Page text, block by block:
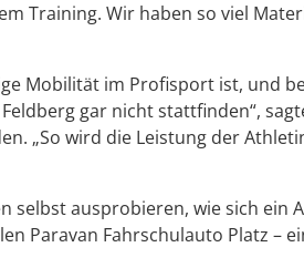
Training. Wir haben so viel
Mobilität im Profisport ist, und
gar nicht stattfinden“,
„So wird die Leistung der
ausprobieren, wie sich ein
Paravan Fahrschulauto Platz –